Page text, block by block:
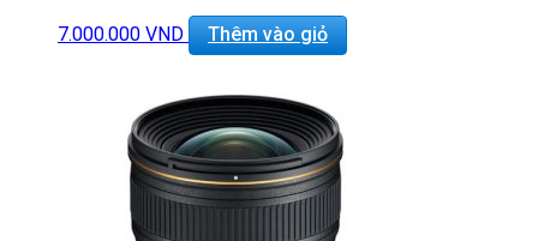
7.000.000 VND Thêm vào giỏ